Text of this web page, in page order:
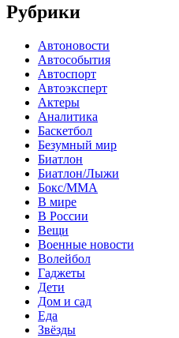
Рубрики
Автоновости
Автособытия
Автоспорт
Автоэксперт
Актеры
Аналитика
Баскетбол
Безумный мир
Биатлон
Биатлон/Лыжи
Бокс/MMA
В мире
В России
Вещи
Военные новости
Волейбол
Гаджеты
Дети
Дом и сад
Еда
Звёзды